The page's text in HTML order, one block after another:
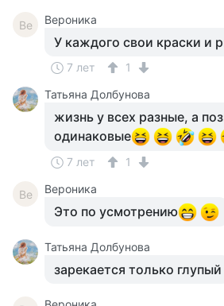
Ве Вероника
У каждого свои краски и
7 лет
1
Татьяна Долбунова
жизнь у всех разные, а
одинаковые
7 лет 1
Ве Вероника
Это по усмотрению
Татьяна Долбунова
зарекается только глупый